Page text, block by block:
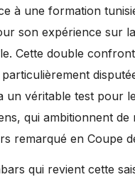
à une formation
son expérience sur
Cette double
particulièrement
un véritable test pour
qui ambitionnent de
remarqué en Coupe
qui revient cette